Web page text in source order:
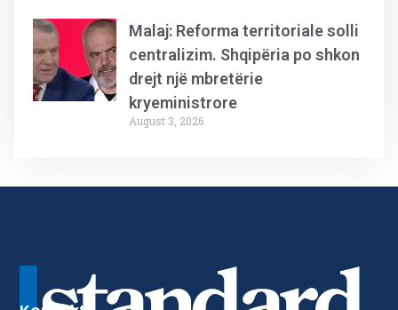
Malaj: Reforma territoriale solli
centralizim. Shqipëria po shkon
drejt një mbretërie
kryeministrore
August 3, 2026